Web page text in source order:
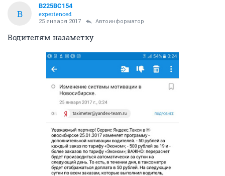
В
В225ВС154
experienced
25 января 2017 Автоинформатор
Водителям назаметку